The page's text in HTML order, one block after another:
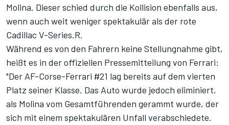
Molina. Dieser schied durch die Kollision ebenfalls aus,
wenn auch weit weniger spektakulär als der rote
Cadillac V-Series.R.
Während es von den Fahrern keine Stellungnahme gibt,
heißt es in der offiziellen Pressemitteilung von Ferrari:
"Der AF-Corse-Ferrari #21 lag bereits auf dem vierten
Platz seiner Klasse. Das Auto wurde jedoch eliminiert,
als Molina vom Gesamtführenden gerammt wurde, der
sich mit einem spektakulären Unfall verabschiedete.